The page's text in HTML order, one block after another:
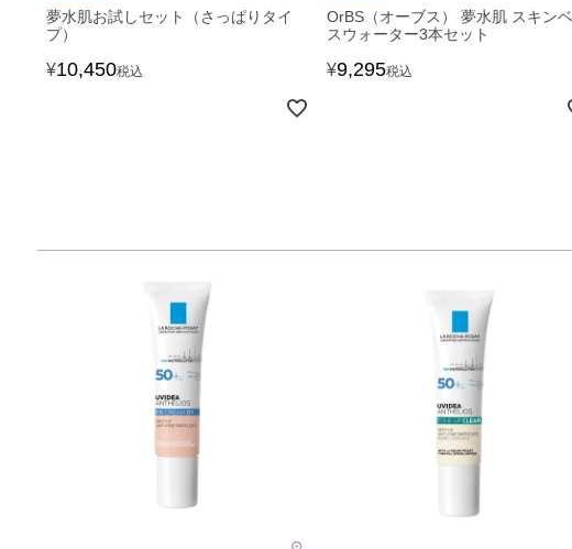
夢水肌お試しセット（さっぱりタイ
プ）
¥10,450税込
OrBS（オーブス） 夢水肌 スキン
スウォーター3本セット
¥9,295税込